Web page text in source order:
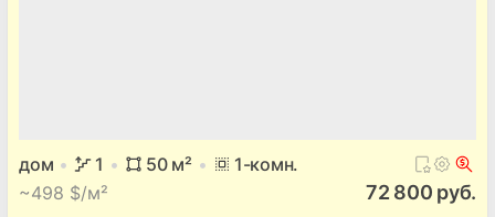
дом 1 50м² 1-комн.
~498 $/м² 72 800 руб.